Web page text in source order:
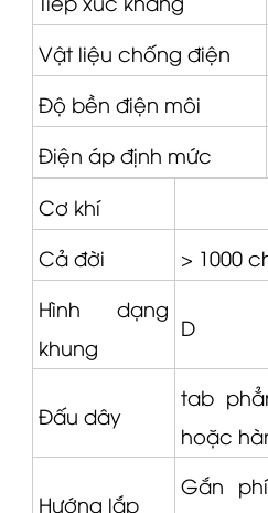
Vật liệu chống điện
Độ bền điện môi
Điện áp định mức
Cơ khí
Cả đời
> 1000
Hình dạng
khung
D
Đấu dây
tab
hoặc
Hướng lắp
Gắn